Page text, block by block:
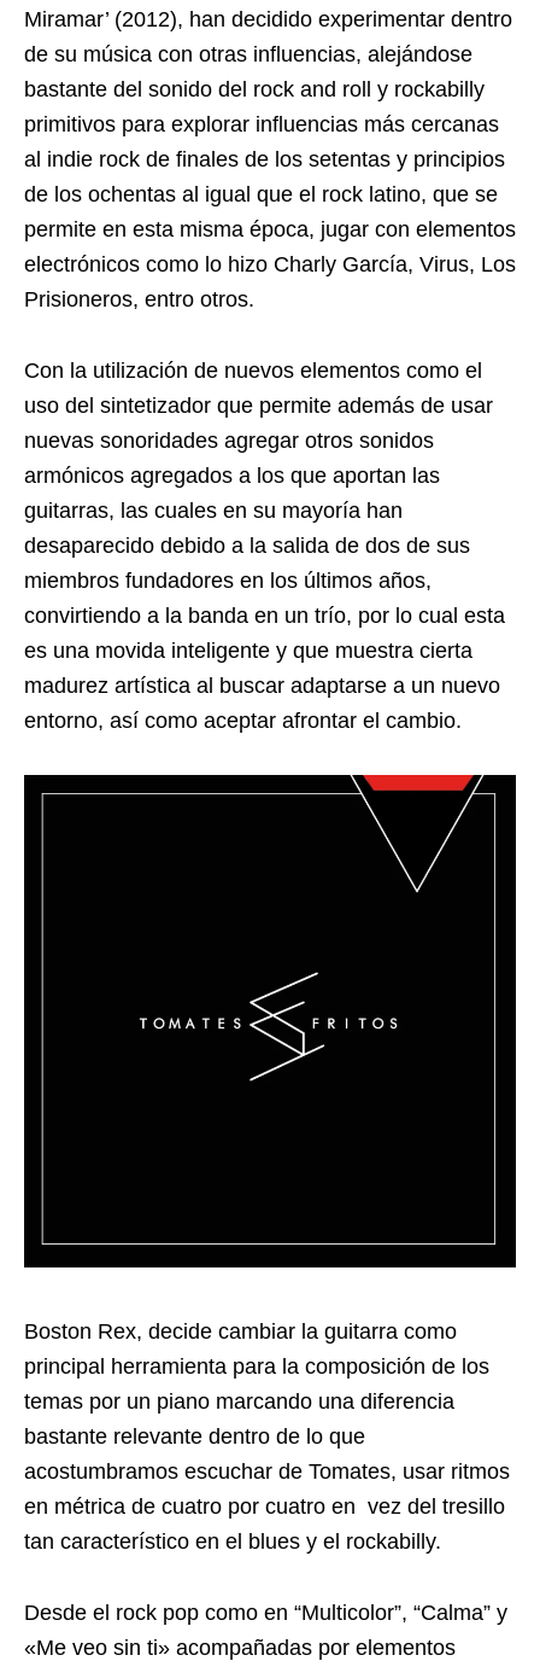
Miramar’ (2012), han decidido experimentar dentro
de su música con otras influencias, alejándose
bastante del sonido del rock and roll y rockabilly
primitivos para explorar influencias más cercanas
al indie rock de finales de los setentas y principios
de los ochentas al igual que el rock latino, que se
permite en esta misma época, jugar con elementos
electrónicos como lo hizo Charly García, Virus, Los
Prisioneros, entro otros.
Con la utilización de nuevos elementos como el
uso del sintetizador que permite además de usar
nuevas sonoridades agregar otros sonidos
armónicos agregados a los que aportan las
guitarras, las cuales en su mayoría han
desaparecido debido a la salida de dos de sus
miembros fundadores en los últimos años,
convirtiendo a la banda en un trío, por lo cual esta
es una movida inteligente y que muestra cierta
madurez artística al buscar adaptarse a un nuevo
entorno, así como aceptar afrontar el cambio.
Boston Rex, decide cambiar la guitarra como
principal herramienta para la composición de los
temas por un piano marcando una diferencia
bastante relevante dentro de lo que
acostumbramos escuchar de Tomates, usar ritmos
en métrica de cuatro por cuatro en vez del tresillo
tan característico en el blues y el rockabilly.
Desde el rock pop como en “Multicolor”, “Calma” y
«Me veo sin ti» acompañadas por elementos